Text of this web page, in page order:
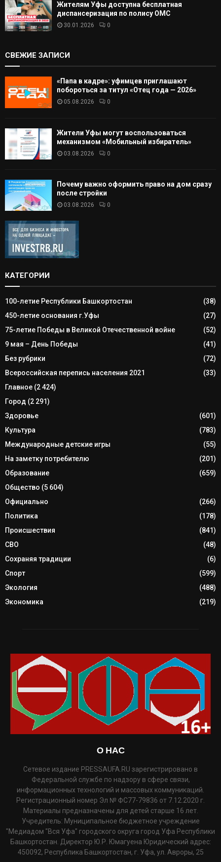
Жителям Уфы доступна бесплатная
диспансеризация по полису ОМС
30.01.2026 0
СВЕЖИЕ ЗАПИСИ
«Папа в кадре»: уфимцев приглашают
побороться за титул «Отец года — 2026»
05.08.2026 0
Жители Уфы могут воспользоваться
механизмом «Мобильный избиратель»
03.08.2026 0
Почему важно оформить право на дом сразу
после стройки
03.08.2026 0
КАТЕГОРИИ
100-летие Республики Башкортостан
(38)
450-летие основания г.Уфы
(27)
75-летие Победы в Великой Отечественной войне
(52)
9 мая – День Победы
(41)
Без рубрики
(72)
Всероссийская перепись населения 2021
(33)
Главное (2 424)
Город (2 291)
Здоровье
(601)
Культура
(783)
Международные детские игры
(55)
На заметку потребителю
(201)
Образование
(659)
Общество (5 604)
Официально
(266)
Политика
(178)
Происшествия
(841)
СВО
(48)
Сохраняя традиции
(6)
Спорт
(599)
Экология
(488)
Экономика
(219)
О НАС
Сетевое издание PRESSAUFA.RU зарегистрировано в
Федеральной службе по надзору в сфере связи,
информационных технологий и массовых коммуникаций.
Регистрационный номер Эл № ФС77-79836 от 7.12.2020 г.
Материалы предназначены для детей старше 16 лет.
Учредитель: Муниципальное бюджетное учреждение
"Медиадом "Вся Уфа" городского округа город Уфа Республики
Башкортостан. Директор Ю.Р. Юмагуена Юридический адрес:
450092, Республика Башкортостан, г. Уфа, ул. Авроры, 25